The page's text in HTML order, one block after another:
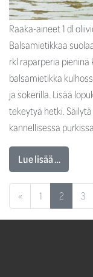
Raaka-aineet 1 dl
Balsamietikkaa
rkl raparperia
balsamietikka
ja sokerilla. Lisää
tekeytyä hetki.
kannellisessa
Lue lisää …
« 1 2 3